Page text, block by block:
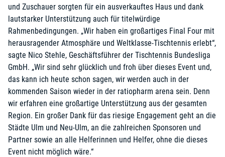
und Zuschauer sorgten für ein ausverkauftes Haus und dank
lautstarker Unterstützung auch für titelwürdige
Rahmenbedingungen. „Wir haben ein großartiges Final Four mit
herausragender Atmosphäre und Weltklasse-Tischtennis erlebt“,
sagte Nico Stehle, Geschäftsführer der Tischtennis Bundesliga
GmbH. „Wir sind sehr glücklich und froh über dieses Event und,
das kann ich heute schon sagen, wir werden auch in der
kommenden Saison wieder in der ratiopharm arena sein. Denn
wir erfahren eine großartige Unterstützung aus der gesamten
Region. Ein großer Dank für das riesige Engagement geht an die
Städte Ulm und Neu-Ulm, an die zahlreichen Sponsoren und
Partner sowie an alle Helferinnen und Helfer, ohne die dieses
Event nicht möglich wäre.“